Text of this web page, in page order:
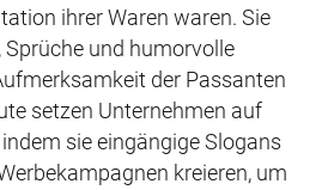
ihrer Waren waren. Sie
Sprüche und humorvolle
der Passanten
setzen Unternehmen auf
sie eingängige Slogans
kreieren, um